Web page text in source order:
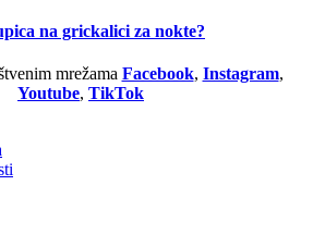
na grickalici za nokte?
mrežama Facebook, Instagram,
Youtube, TikTok